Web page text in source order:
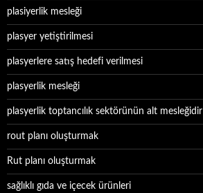
plasiyerlik mesleği
plasyer yetiştirilmesi
plasyerlere satış hedefi verilmesi
plasyerlik mesleği
plasyerlik toptancılık sektörünün alt mesleğidir
rout planı oluşturmak
Rut planı oluşturmak
sağlıklı gıda ve içecek ürünleri